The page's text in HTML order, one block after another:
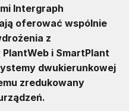
Intergraph
oferować wspólnie
z
i SmartPlant
dwukierunkowej
zredukowany